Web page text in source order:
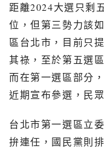
距離2024大選只剩
位，但第三勢力該
區台北市，目前只
其祿，至於第五選
而在第一選區部分
近期宣布參選，民
台北市第一選區立
拚連任，國民黨則